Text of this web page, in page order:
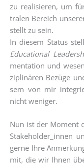
zu rea­li­sie­ren, um
tra­len Bereich
stellt zu sein.
In die­sem Sta­tus
Edu­ca­tio­nal
men­ta­ti­on und
zi­pli­nä­ren Bezü­ge
sem von mir
nicht weniger.
Nun ist der Moment
Stakeholder_innen
ger­ne Ihre
mit, die wir Ihnen